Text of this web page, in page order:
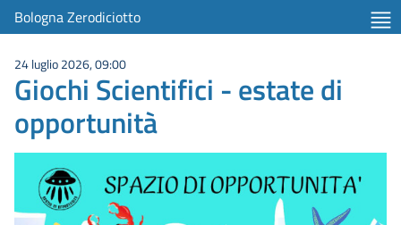
Bologna Zerodiciotto
24 luglio 2026, 09:00
Giochi Scientifici - estate di
opportunità